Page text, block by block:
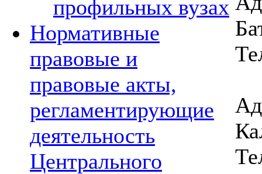
профильных вузах
Нормативные
правовые и
правовые акты,
регламентирующие
деятельность
Центрального